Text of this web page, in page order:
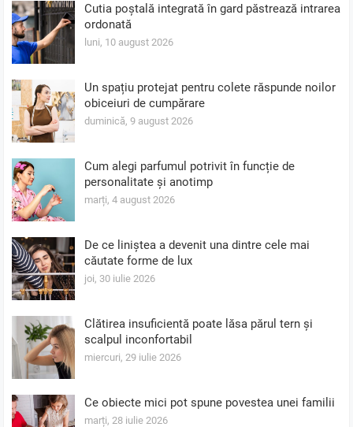
Cutia poștală integrată în gard păstrează intrarea
ordonată
luni, 10 august 2026
Un spațiu protejat pentru colete răspunde noilor
obiceiuri de cumpărare
duminică, 9 august 2026
Cum alegi parfumul potrivit în funcție de
personalitate și anotimp
marți, 4 august 2026
De ce liniștea a devenit una dintre cele mai
căutate forme de lux
joi, 30 iulie 2026
Clătirea insuficientă poate lăsa părul tern și
scalpul inconfortabil
miercuri, 29 iulie 2026
Ce obiecte mici pot spune povestea unei familii
marți, 28 iulie 2026